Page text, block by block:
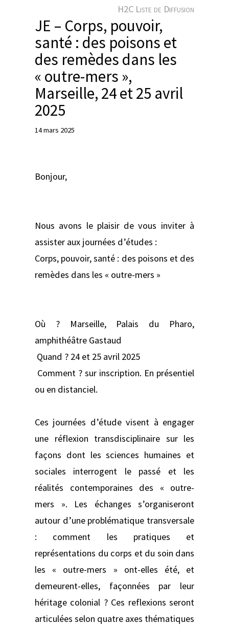
r
H2C Liste de Diffusion
JE – Corps, pouvoir,
santé : des poisons et
des remèdes dans les
« outre-mers »,
Marseille, 24 et 25 avril
2025
14 mars 2025
Bonjour,
Nous avons le plaisir de vous inviter à
assister aux journées d’études :
Corps, pouvoir, santé : des poisons et des
remèdes dans les « outre-mers »
Où ? Marseille, Palais du Pharo,
amphithéâtre Gastaud
Quand ? 24 et 25 avril 2025
Comment ? sur inscription. En présentiel
ou en distanciel.
Ces journées d’étude visent à engager
une réflexion transdisciplinaire sur les
façons dont les sciences humaines et
sociales interrogent le passé et les
réalités contemporaines des « outre-
mers ». Les échanges s’organiseront
autour d’une problématique transversale
: comment les pratiques et
représentations du corps et du soin dans
les « outre-mers » ont-elles été, et
demeurent-elles, façonnées par leur
héritage colonial ? Ces reflexions seront
articulées selon quatre axes thématiques